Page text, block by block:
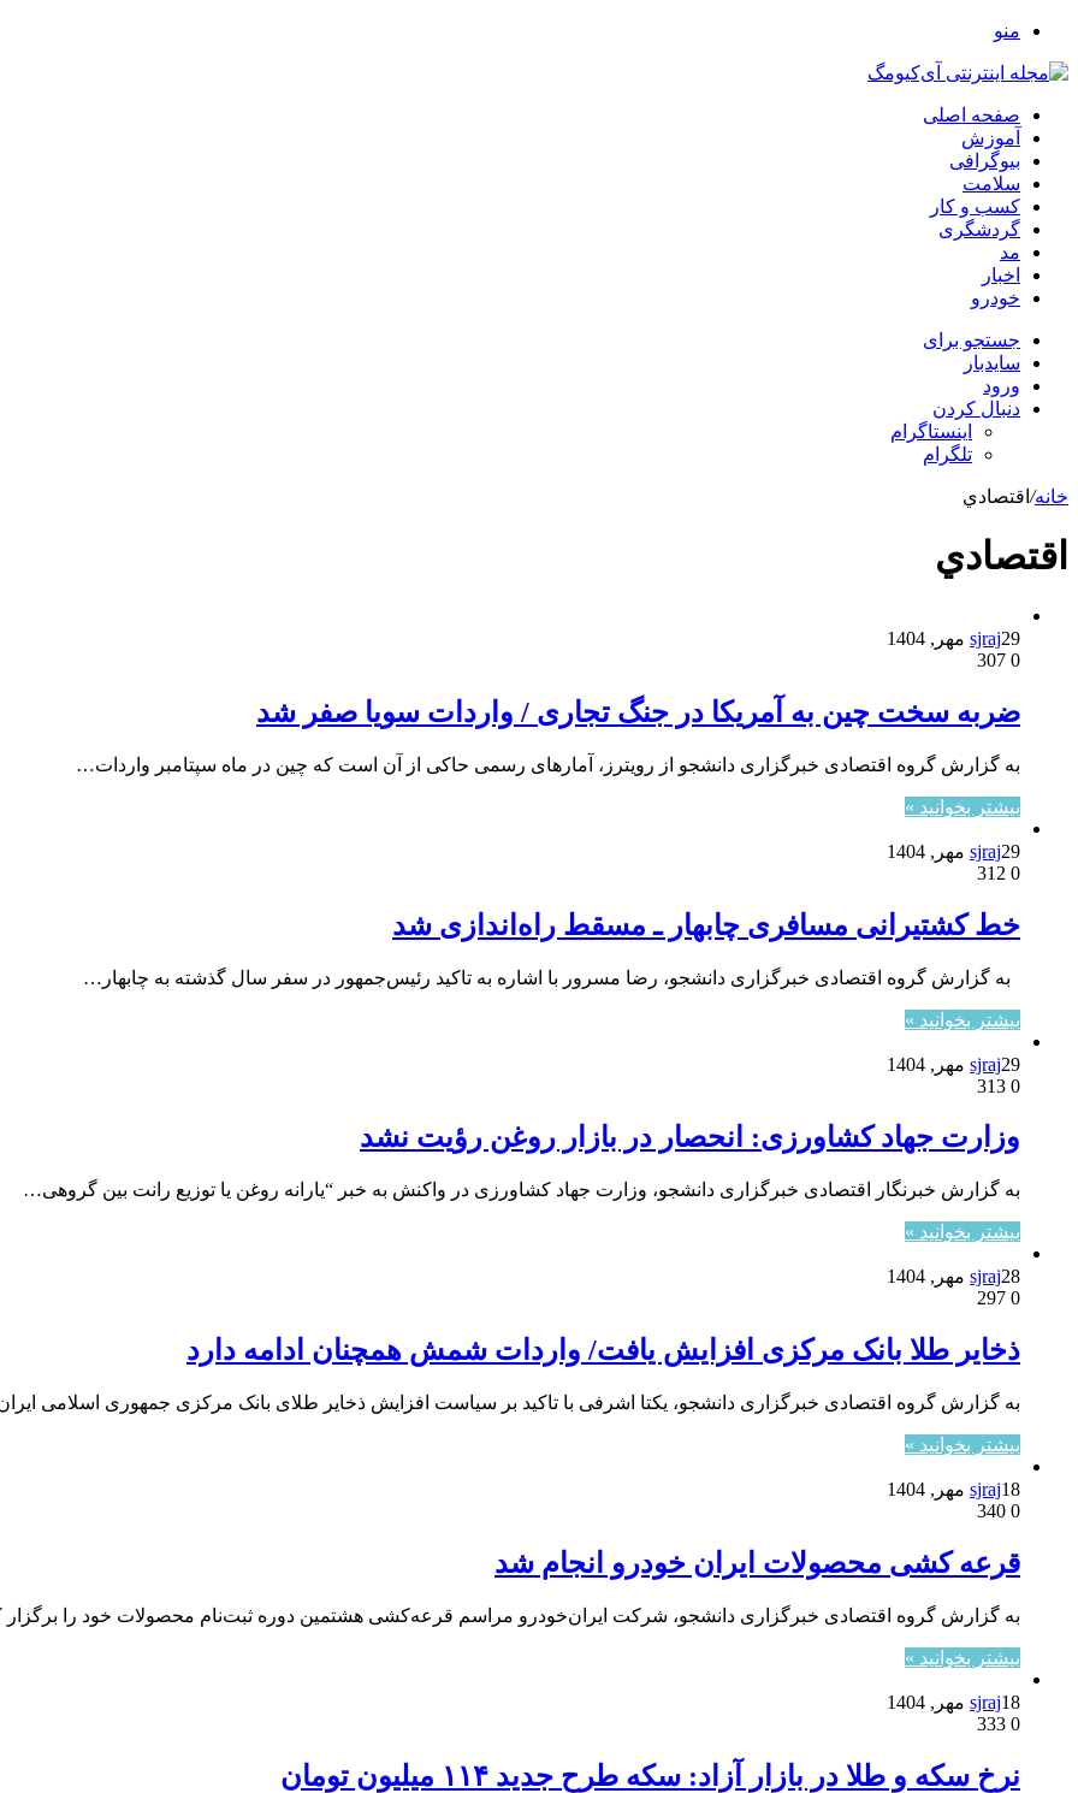
منو
صفحه اصلی
آموزش
بیوگرافی
سلامت
کسب و کار
گردشگری
مد
اخبار
خودرو
جستجو برای
سایدبار
ورود
دنبال کردن
اینستاگرام
تلگرام
خانه/ اقتصادي
اقتصادي
sjraj29 مهر, 1404
0
ضربه سخت چین به آمریکا در جنگ تجاری / واردات سویا صفر شد
به گزارش گروه اقتصادی خبرگزاری دانشجو از رویترز، آمار‌های رسمی حاکی از آن است که چین در ماه سپتامبر واردات…
بیشتر بخوانید »
sjraj29 مهر, 1404
0
خط کشتیرانی مسافری چابهار ـ مسقط راه‌اندازی شد
به گزارش گروه اقتصادی خبرگزاری دانشجو، رضا مسرور با اشاره به تاکید رئیس‌جمهور در سفر سال گذشته به چابهار…
بیشتر بخوانید »
sjraj29 مهر, 1404
0
وزارت جهاد کشاورزی: انحصار در بازار روغن رؤیت نشد
به گزارش خبرنگار اقتصادی خبرگزاری دانشجو، وزارت جهاد کشاورزی در واکنش به خبر “یارانه روغن یا توزیع رانت بین گروهی…
بیشتر بخوانید »
sjraj28 مهر, 1404
0
ذخایر طلا بانک مرکزی افزایش یافت/ واردات شمش همچنان ادامه دارد
به گزارش گروه اقتصادی خبرگزاری دانشجو، یکتا اشرفی با تاکید بر سیاست افزایش ذخایر طلای بانک مرکزی جمهوری اسلامی
بیشتر بخوانید »
sjraj18 مهر, 1404
0
قرعه کشی محصولات ایران خودرو انجام شد
به گزارش گروه اقتصادی خبرگزاری دانشجو، شرکت ایران‌خودرو مراسم قرعه‌کشی هشتمین دوره ثبت‌نام محصولات خود را برگزار
بیشتر بخوانید »
sjraj18 مهر, 1404
0
نرخ سکه و طلا در بازار آزاد: سکه طرح جدید ۱۱۴ میلیون تومان